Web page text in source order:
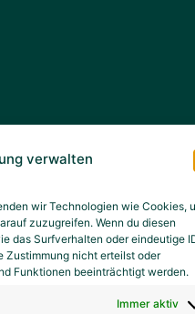
verwalten
wir Technologien wie Cookies,
zuzugreifen. Wenn du diesen
das Surfverhalten oder eindeutige
Zustimmung nicht erteilst oder
Funktionen beeinträchtigt werden.
Immer aktiv